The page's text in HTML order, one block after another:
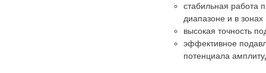
стабильная работа
диапазоне и в
высокая точность
эффективное
потенциала